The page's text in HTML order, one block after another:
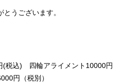
うございます。
税込) 四輪アライメント10000円
円（税別）